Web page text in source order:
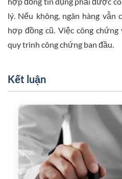
lý. Nếu không, ngân hàng vẫn
hợp đồng cũ. Việc công
quy trình công chứng ban đầu.
Kết luận